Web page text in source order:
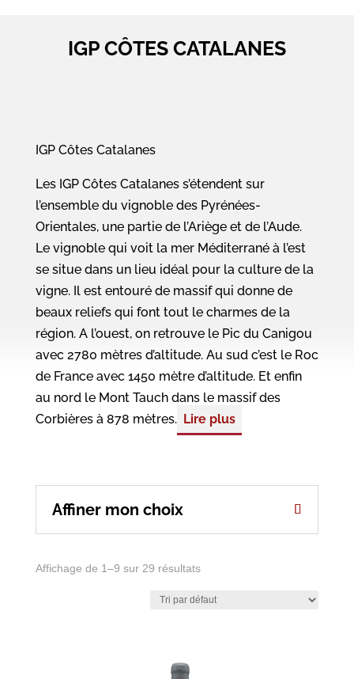
IGP CÔTES CATALANES
IGP Côtes Catalanes
Les IGP Côtes Catalanes s’étendent sur
l’ensemble du vignoble des Pyrénées-
Orientales, une partie de l’Ariège et de l’Aude.
Le vignoble qui voit la mer Méditerrané à l’est
se situe dans un lieu idéal pour la culture de la
vigne. Il est entouré de massif qui donne de
beaux reliefs qui font tout le charmes de la
région. A l’ouest, on retrouve le Pic du Canigou
avec 2780 mètres d’altitude. Au sud c’est le Roc
de France avec 1450 mètre d’altitude. Et enfin
au nord le Mont Tauch dans le massif des
Corbières à 878 mètres. Lire plus
Affiner mon choix
Affichage de 1–9 sur 29 résultats